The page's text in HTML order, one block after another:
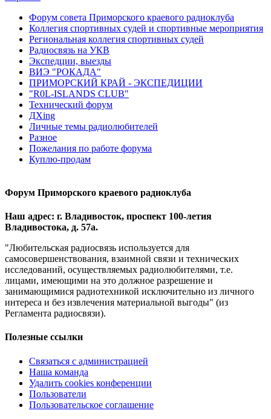
Форум совета Приморского краевого радиоклуба
Коллегия спортивных судей и спортивные мероприятия
Региональная коллегия спортивных судей
Радиосвязь на УКВ
Экспедции, выезды
ВИЭ "РОКАДА"
ПРИМОРСКИЙ КРАЙ - ЭКСПЕДИЦИИ
"R0L-ISLANDS CLUB"
Технический форум
ДХing
Личные темы радиолюбителей
Разное
Пожелания по работе форума
Куплю-продам
Форум Приморского краевого радиоклуба
Наш адрес: г. Владивосток, проспект 100-летия
Владивостока, д. 57а.
"Любительская радиосвязь используется для
самосовершенствования, взаимной связи и технических
исследований, осуществляемых радиолюбителями, т.е.
лицами, имеющими на это должное разрешение и
занимающимися радиотехникой исключительно из личного
интереса и без извлечения материальной выгоды" (из
Регламента радиосвязи).
Полезные ссылки
Связаться с администрацией
Наша команда
Удалить cookies конференции
Пользователи
Пользовательское соглашение